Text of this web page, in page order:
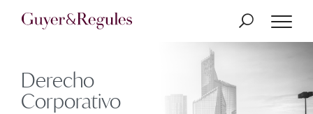
Derecho
Corporativo